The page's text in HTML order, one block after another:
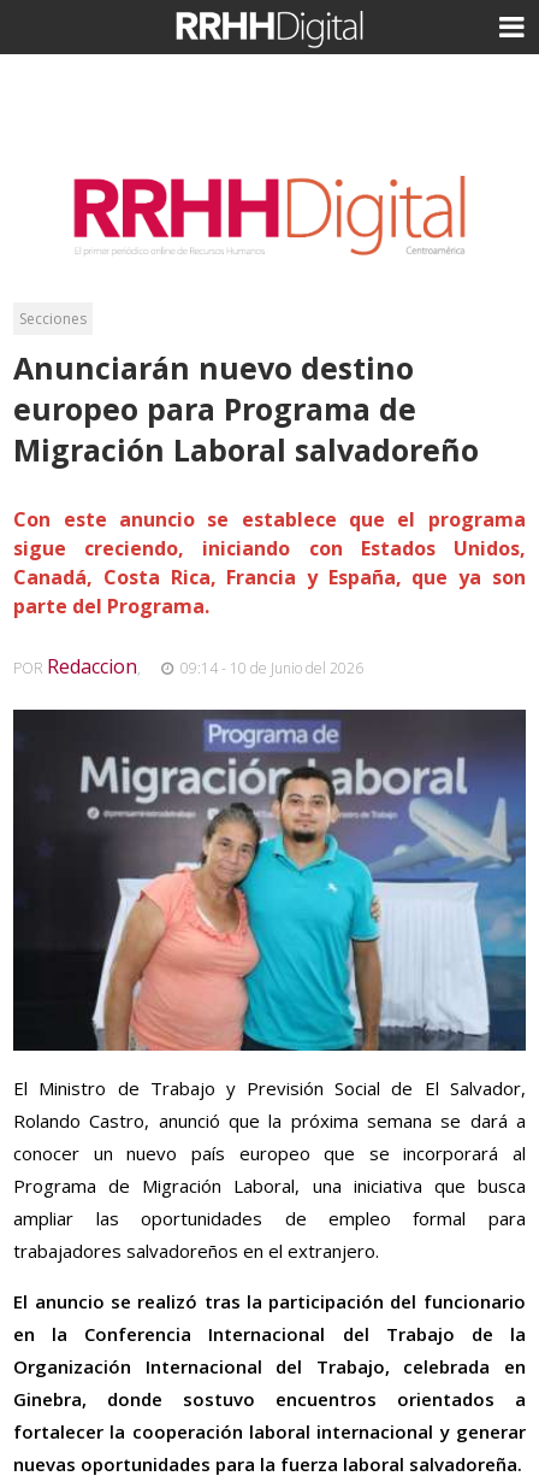
Secciones
Anunciarán nuevo destino
europeo para Programa de
Migración Laboral salvadoreño
Con este anuncio se establece que el programa
sigue creciendo, iniciando con Estados Unidos,
Canadá, Costa Rica, Francia y España, que ya son
parte del Programa.
POR Redaccion, 09:14 - 10 de Junio del 2026
El Ministro de Trabajo y Previsión Social de El Salvador,
Rolando Castro, anunció que la próxima semana se dará a
conocer un nuevo país europeo que se incorporará al
Programa de Migración Laboral, una iniciativa que busca
ampliar las oportunidades de empleo formal para
trabajadores salvadoreños en el extranjero.
El anuncio se realizó tras la participación del funcionario
en la Conferencia Internacional del Trabajo de la
Organización Internacional del Trabajo, celebrada en
Ginebra, donde sostuvo encuentros orientados a
fortalecer la cooperación laboral internacional y generar
nuevas oportunidades para la fuerza laboral salvadoreña.